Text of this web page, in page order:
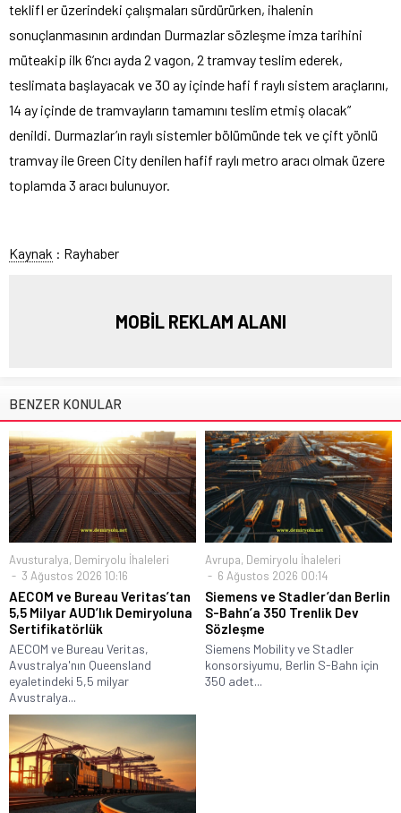
teklifl er üzerindeki çalışmaları sürdürürken, ihalenin
sonuçlanmasının ardından Durmazlar sözleşme imza tarihini
müteakip ilk 6’ncı ayda 2 vagon, 2 tramvay teslim ederek,
teslimata başlayacak ve 30 ay içinde hafi f raylı sistem araçlarını,
14 ay içinde de tramvayların tamamını teslim etmiş olacak”
denildi. Durmazlar’ın raylı sistemler bölümünde tek ve çift yönlü
tramvay ile Green City denilen hafif raylı metro aracı olmak üzere
toplamda 3 aracı bulunuyor.
Kaynak : Rayhaber
MOBİL REKLAM ALANI
BENZER KONULAR
Avusturalya, Demiryolu İhaleleri
3 Ağustos 2026 10:16
AECOM ve Bureau Veritas’tan
5,5 Milyar AUD’lık Demiryoluna
Sertifikatörlük
AECOM ve Bureau Veritas,
Avustralya'nın Queensland
eyaletindeki 5,5 milyar
Avustralya...
Avrupa, Demiryolu İhaleleri
6 Ağustos 2026 00:14
Siemens ve Stadler’dan Berlin
S-Bahn’a 350 Trenlik Dev
Sözleşme
Siemens Mobility ve Stadler
konsorsiyumu, Berlin S-Bahn için
350 adet...